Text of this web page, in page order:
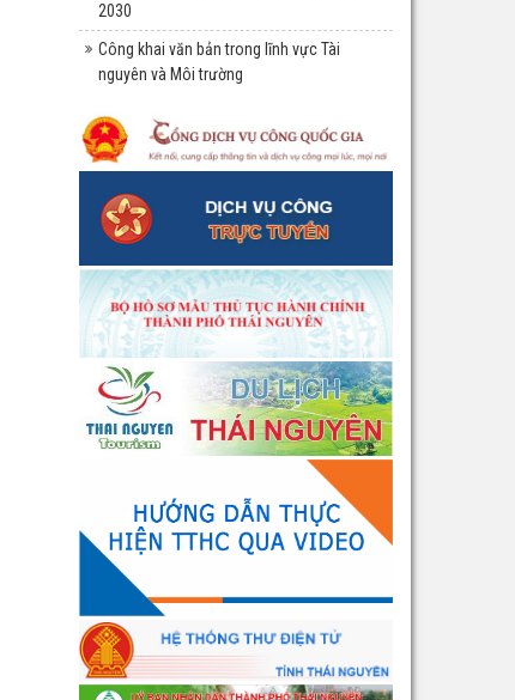
2030
Công khai văn bản trong lĩnh vực Tài
nguyên và Môi trường